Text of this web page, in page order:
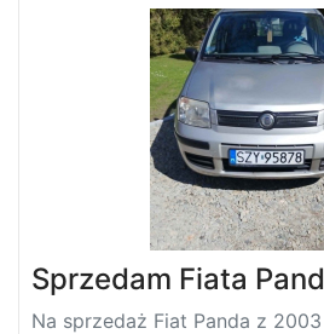
Sprzedam Fiata
Na sprzedaż Fiat Panda z